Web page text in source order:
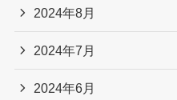
2024年8月
2024年7月
2024年6月